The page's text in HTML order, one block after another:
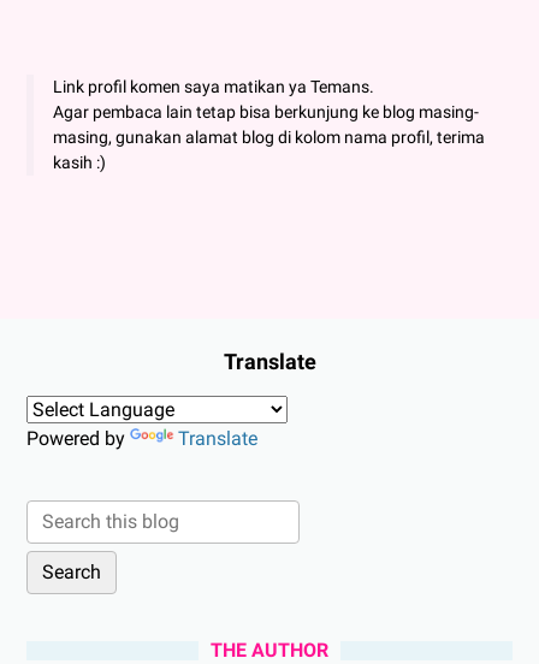
Link profil komen saya matikan ya Temans.
Agar pembaca lain tetap bisa berkunjung ke blog masing-
masing, gunakan alamat blog di kolom nama profil, terima
kasih :)
Translate
Powered by Translate
THE AUTHOR